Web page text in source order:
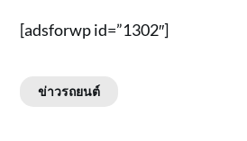
[adsforwp id=”1302″]
ข่าวรถยนต์